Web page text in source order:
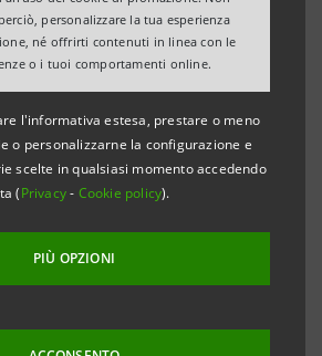
personalizzare la tua esperienza
né offrirti contenuti in linea con le
o i tuoi comportamenti online.
l'informativa estesa, prestare o meno
o personalizzarne la configurazione e
scelte in qualsiasi momento accedendo
(Privacy- Cookie policy).
PIÙ OPZIONI